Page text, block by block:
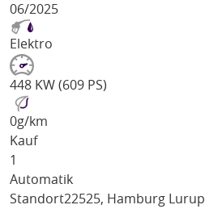
06/2025
Elektro
448 KW (609 PS)
0g/km
Kauf
1
Automatik
Standort22525, Hamburg Lurup